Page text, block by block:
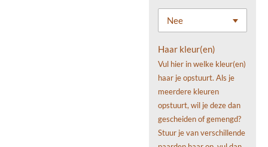
Haar kleur(en)
Vul hier in welke kleur(en)
haar je opstuurt. Als je
meerdere kleuren
opstuurt, wil je deze dan
gescheiden of gemengd?
Stuur je van verschillende